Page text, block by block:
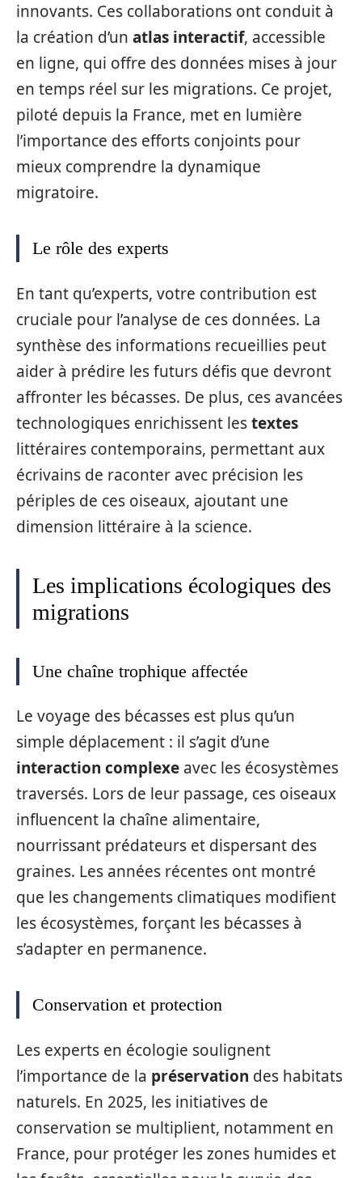
innovants. Ces collaborations ont conduit à
la création d’un atlas interactif, accessible
en ligne, qui offre des données mises à jour
en temps réel sur les migrations. Ce projet,
piloté depuis la France, met en lumière
l’importance des efforts conjoints pour
mieux comprendre la dynamique
migratoire.
Le rôle des experts
En tant qu’experts, votre contribution est
cruciale pour l’analyse de ces données. La
synthèse des informations recueillies peut
aider à prédire les futurs défis que devront
affronter les bécasses. De plus, ces avancées
technologiques enrichissent lestextes
littéraires contemporains, permettant aux
écrivains de raconter avec précision les
périples de ces oiseaux, ajoutant une
dimension littéraire à la science.
Les implications écologiques des
migrations
Une chaîne trophique affectée
Le voyage des bécasses est plus qu’un
simple déplacement : il s’agit d’une
interaction complexe avec les écosystèmes
traversés. Lors de leur passage, ces oiseaux
influencent la chaîne alimentaire,
nourrissant prédateurs et dispersant des
graines. Les années récentes ont montré
que les changements climatiques modifient
les écosystèmes, forçant les bécasses à
s’adapter en permanence.
Conservation et protection
Les experts en écologie soulignent
l’importance de la préservation des habitats
naturels. En 2025, les initiatives de
conservation se multiplient, notamment en
France, pour protéger les zones humides et